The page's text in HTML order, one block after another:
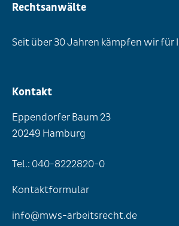
Rechtsanwälte
Seit über 30 Jahren kämpfen wir für
Kontakt
Eppendorfer Baum 23
20249 Hamburg
Tel.: 040-8222820-0
Kontaktformular
info@mws-arbeitsrecht.de